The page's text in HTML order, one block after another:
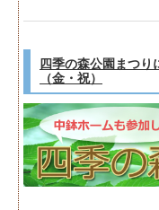
四季の森公園まつり
（金・祝）